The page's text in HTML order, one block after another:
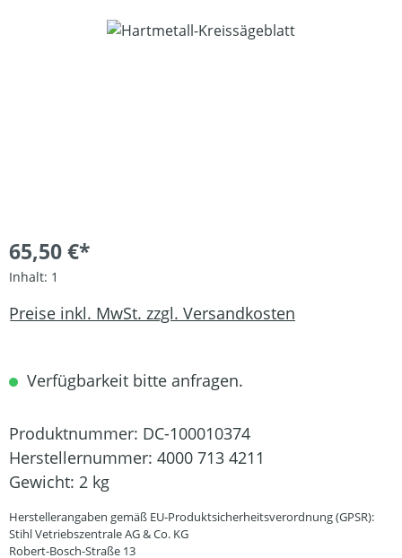
Bildergalerie überspringen
65,50 €*
Inhalt: 1
Preise inkl. MwSt. zzgl. Versandkosten
Verfügbarkeit bitte anfragen.
Produktnummer: DC-100010374
Herstellernummer: 4000 713 4211
Gewicht: 2 kg
Herstellerangaben gemäß EU-Produktsicherheitsverordnung (GPSR):
Stihl Vetriebszentrale AG & Co. KG
Robert-Bosch-Straße 13